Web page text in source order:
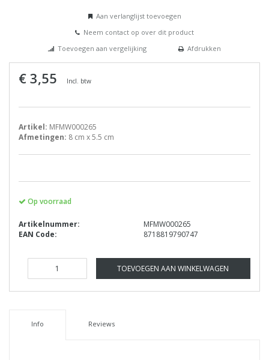
Aan verlanglijst toevoegen
Neem contact op over dit product
Toevoegen aan vergelijking
Afdrukken
€ 3,55 Incl. btw
Artikel: MFMW000265
Afmetingen: 8 cm x 5.5 cm
Op voorraad
Artikelnummer:
MFMW000265
EAN Code:
8718819790747
TOEVOEGEN AAN WINKELWAGEN
Info Reviews